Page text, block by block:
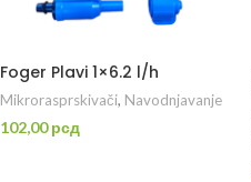
Foger Plavi 1×6.2 l/h
Mikrorasprskivači, Navodnjavanje
102,00рсд